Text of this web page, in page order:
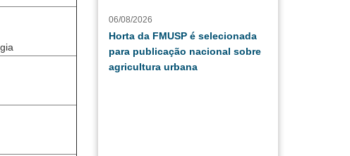
06/08/2026
Horta da FMUSP é selecionada
para publicação nacional sobre
agricultura urbana